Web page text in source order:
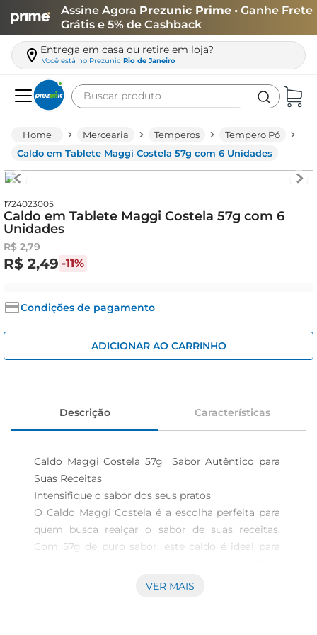
Assine Agora Prezunic Prime • Ganhe Frete
Grátis e 5% de Cashback
Entrega em casa ou retire em loja?
Você está no Prezunic Rio de Janeiro
Buscar produto
Mercearia Temperos
Tempero Pó
Caldo em Tablete Maggi Costela 57g com 6 Unidades
1724023005
Caldo em Tablete Maggi Costela 57g com 6
Unidades
R$ 2,79
R$ 2,49 -11%
Condições de pagamento
ADICIONAR AO CARRINHO
Descrição Características
Caldo Maggi Costela 57g  Sabor Autêntico para
Suas Receitas
Intensifique o sabor dos seus pratos
O Caldo Maggi Costela é a escolha perfeita para
quem busca realçar o sabor de suas receitas.
Com 57g de puro sabor, este caldo é ideal para
proporcionando um gosto rico e autêntico que
VER MAIS
leite
queijo
azeite
biscoito
iogurte
papel higiênico